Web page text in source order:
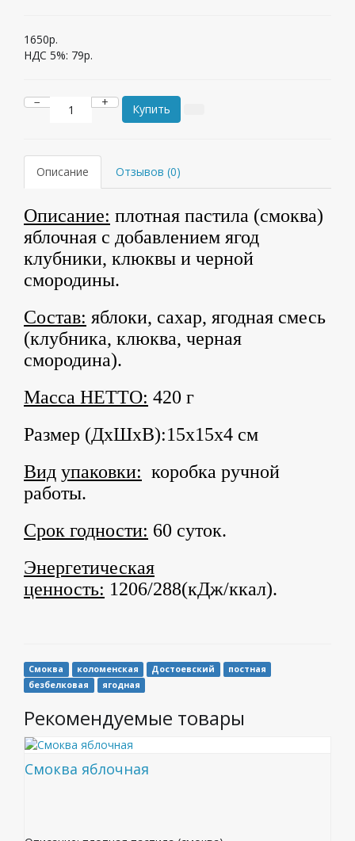
1650р.
НДС 5%: 79р.
− + Купить
Описание Отзывов (0)
Описание: плотная пастила (смоква)
яблочная с добавлением ягод
клубники, клюквы и черной
смородины.
Состав: яблоки, сахар, ягодная смесь
(клубника, клюква, черная
смородина).
Масса НЕТТО: 420 г
Размер (ДхШхВ):15х15х4 см
Вид упаковки: коробка ручной
работы.
Срок годности: 60 суток.
Энергетическая
ценность: 1206/288(кДж/ккал).
Смоква коломенская Достоевский
постная
безбелковая
ягодная
Рекомендуемые товары
Смоква яблочная